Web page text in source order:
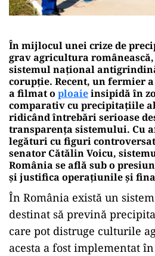
În mijlocul unei crize de
grav agricultura
sistemul național
corupție. Recent, un fermier
a filmat o ploaieinsipidă în
comparativ cu precipitațiile
ridicând întrebări serioase
transparența sistemului. Cu
legături cu figuri
senator Cătălin Voicu,
România se află sub o
și justifica operațiunile și
În România există un
destinat să prevină
care pot distruge culturile
acesta a fost implementat